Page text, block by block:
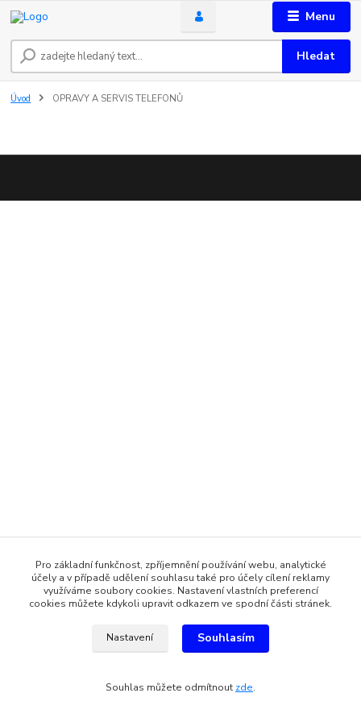
Menu
Hledat
Úvod OPRAVY A SERVIS TELEFONŮ
Pro základní funkčnost, zpříjemnění používání webu, analytické
účely a v případě udělení souhlasu také pro účely cílení reklamy
využíváme soubory cookies. Nastavení vlastních preferencí
cookies můžete kdykoli upravit odkazem ve spodní části stránek.
Nastavení Souhlasím
Souhlas můžete odmítnout zde.